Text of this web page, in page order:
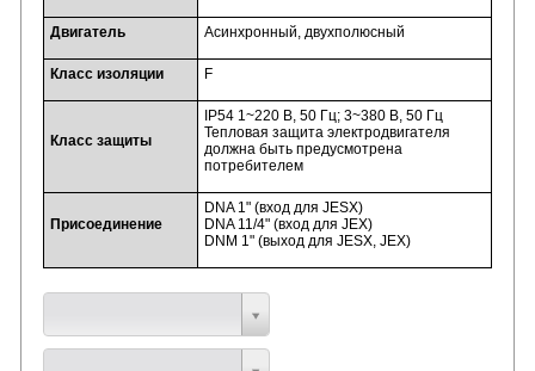
Двигатель Асинхронный, двухполюсный
Класс изоляции F
Класс защиты
IP54 1~220 В, 50 Гц; 3~380 В, 50 Гц
Тепловая защита электродвигателя
должна быть предусмотрена
потребителем
Присоединение
DNA 1" (вход для JESX)
DNA 11/4" (вход для JEX)
DNM 1" (выход для JESX, JEX)